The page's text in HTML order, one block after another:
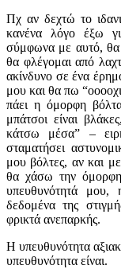
Πχ αν δεχτώ το
κανένα λόγο έξω
σύμφωνα με αυτό, θα
θα φλέγομαι από
ακίνδυνο σε ένα
μου και θα πω
πάει η όμορφη
μπάτσοι είναι
κάτσω μέσα” –
σταματήσει
μου βόλτες, αν και
θα χάσω την
υπευθυνότητά μου,
δεδομένα της
φρικτά ανεπαρκής.
Η υπευθυνότητα
υπευθυνότητα είναι.